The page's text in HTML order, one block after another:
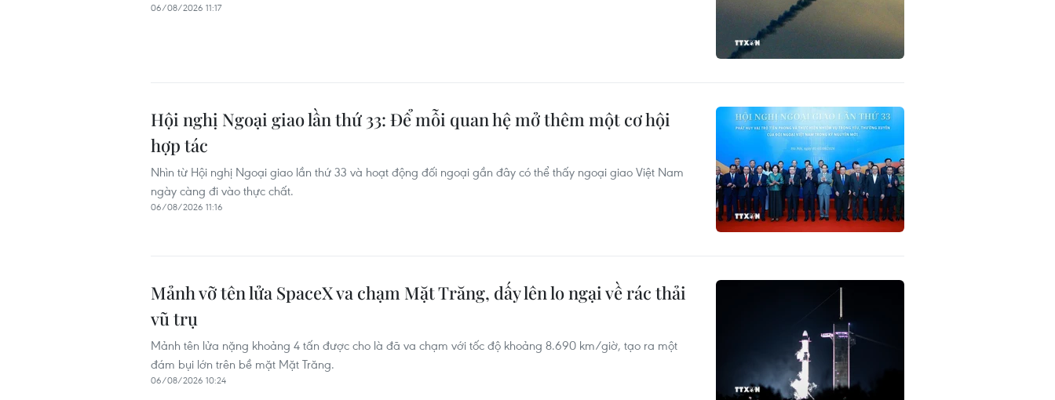
06/08/2026 11:17
Hội nghị Ngoại giao lần thứ 33: Để mỗi quan hệ mở thêm một cơ hội
hợp tác
Nhìn từ Hội nghị Ngoại giao lần thứ 33 và hoạt động đối ngoại gần đây có thể thấy ngoại giao Việt Nam
ngày càng đi vào thực chất.
06/08/2026 11:16
Mảnh vỡ tên lửa SpaceX va chạm Mặt Trăng, dấy lên lo ngại về rác thải
vũ trụ
Mảnh tên lửa nặng khoảng 4 tấn được cho là đã va chạm với tốc độ khoảng 8.690 km/giờ, tạo ra một
đám bụi lớn trên bề mặt Mặt Trăng.
06/08/2026 10:24